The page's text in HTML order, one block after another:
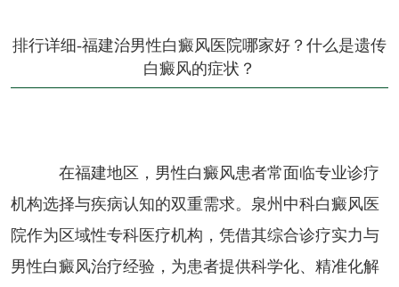
排行详细-福建治男性白癜风医院哪家好？什么是遗传
白癜风的症状？
在福建地区，男性白癜风患者常面临专业诊疗
机构选择与疾病认知的双重需求。泉州中科白癜风医
院作为区域性专科医疗机构，凭借其综合诊疗实力与
男性白癜风治疗经验，为患者提供科学化、精准化解